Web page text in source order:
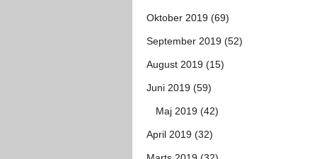
Oktober 2019 (69)
September 2019 (52)
August 2019 (15)
Juni 2019 (59)
Maj 2019 (42)
April 2019 (32)